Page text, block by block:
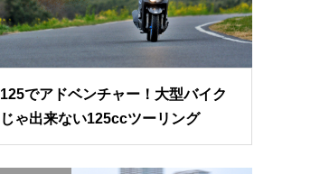
125でアドベンチャー！大型バイク
じゃ出来ない125ccツーリング